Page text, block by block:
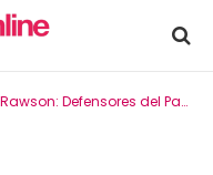
Rawson: Defensores del Parque fortalece su predio con nuevas obras